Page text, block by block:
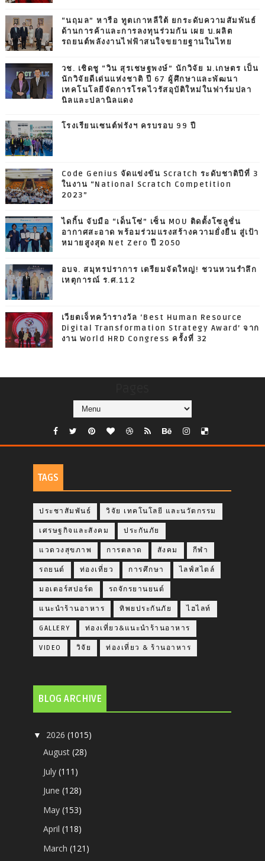
“นฤมล” หารือ ทูตเกาหลีใต้ ยกระดับความสัมพันธ์
ด้านการค้าและการลงทุนร่วมกัน เผย บ.ผลิต
รถยนต์พลังงานไฟฟ้าสนใจขยายฐานในไทย
วช. เชิดชู “วิน สุรเชษฐพงษ์” นักวิจัย ม.เกษตร เป็น
นักวิจัยดีเด่นแห่งชาติ ปี 67 ผู้ศึกษาและพัฒนา
เทคโนโลยีจัดการโรคไวรัสอุบัติใหม่ในฟาร์มปลา
นิลและปลานิลแดง
โรงเรียนเซนต์ฟรังฯ ครบรอบ 99 ปี
Code Genius จัดแข่งขัน Scratch ระดับชาติปีที่ 3
ในงาน “National Scratch Competition
2023”
ไดกิ้น จับมือ “เด็นโซ่” เซ็น MOU ติดตั้งโซลูชั่น
อากาศสะอาด พร้อมร่วมแรงสร้างความยั่งยืน สู่เป้า
หมายสูงสุด Net Zero ปี 2050
อบจ. สมุทรปราการ เตรียมจัดใหญ่! ชวนหวนรำลึก
เหตุการณ์ ร.ศ.112
เวียตเจ็ทคว้ารางวัล ‘Best Human Resource
Digital Transformation Strategy Award’ จาก
งาน World HRD Congress ครั้งที่ 32
TAGS
ประชาสัมพันธ์ วิจัย เทคโนโลยี และนวัตกรรม
เศรษฐกิจและสังคม ประกันภัย
แวดวงสุขภาพ การตลาด สังคม กีฬา
รถยนต์ ท่องเที่ยว การศึกษา ไลฟ์สไตล์
มอเตอร์สปอร์ต รถจักรยานยนต์
แนะนำร้านอาหาร ทิพยประกันภัย ไฮไลท์
GALLERY ท่องเที่ยว&แนะนำร้านอาหาร
VIDEO วิจัย ท่องเที่ยว & ร้านอาหาร
BLOG ARCHIVE
▼ 2026(1015)
August(28)
July(111)
June(128)
May(153)
April(118)
March(121)